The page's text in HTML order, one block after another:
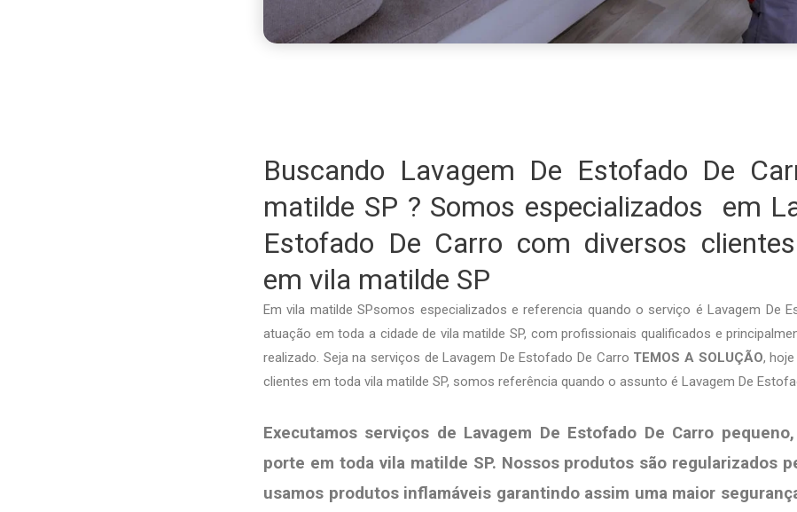
Buscando Lavagem De Estofado De
matilde SP ? Somos especializados em
Estofado De Carro com diversos
em vila matilde SP
Em vila matilde SPsomos especializados e referencia quando o serviço é Lavagem De
atuação em toda a cidade de vila matilde SP, com profissionais qualificados e
realizado. Seja na serviços de Lavagem De Estofado De Carro TEMOS A SOLUÇÃO,
clientes em toda vila matilde SP, somos referência quando o assunto é Lavagem De
Executamos serviços de Lavagem De Estofado De Carro
porte em toda vila matilde SP. Nossos produtos são regularizados
usamos produtos inflamáveis garantindo assim uma maior